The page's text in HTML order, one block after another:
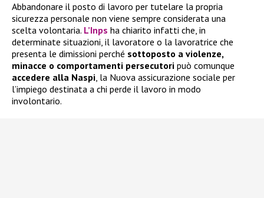
Abbandonare il posto di lavoro per tutelare la propria
sicurezza personale non viene sempre considerata una
scelta volontaria. L’Inps ha chiarito infatti che, in
determinate situazioni, il lavoratore o la lavoratrice che
presenta le dimissioni perché sottoposto a violenze,
minacce o comportamenti persecutori può comunque
accedere alla Naspi, la Nuova assicurazione sociale per
l’impiego destinata a chi perde il lavoro in modo
involontario.